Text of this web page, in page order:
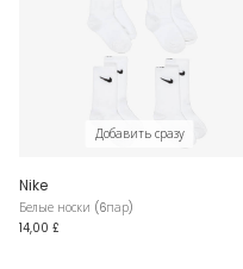
Добавить сразу
Nike
Белые носки (6пар)
14,00 £